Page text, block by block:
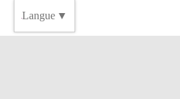
Langue ▼